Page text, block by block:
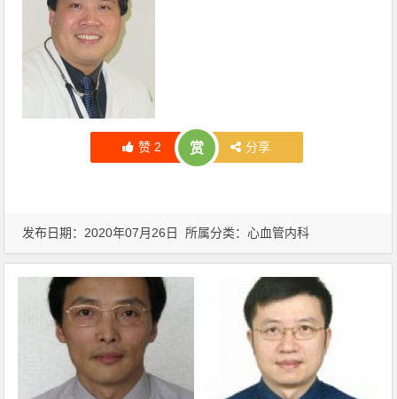
赞 2 赏 分享
发布日期：2020年07月26日 所属分类： 心血管内科